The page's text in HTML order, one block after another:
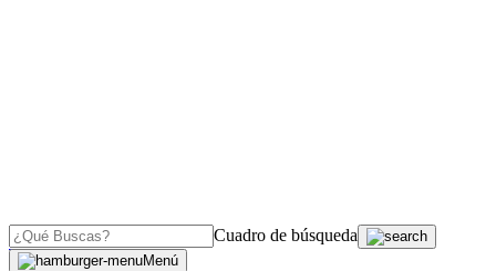
Cuadro de búsqueda
Menú
OJO